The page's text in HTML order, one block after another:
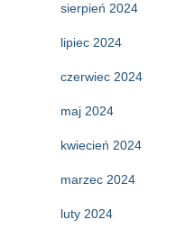
sierpień 2024
lipiec 2024
czerwiec 2024
maj 2024
kwiecień 2024
marzec 2024
luty 2024